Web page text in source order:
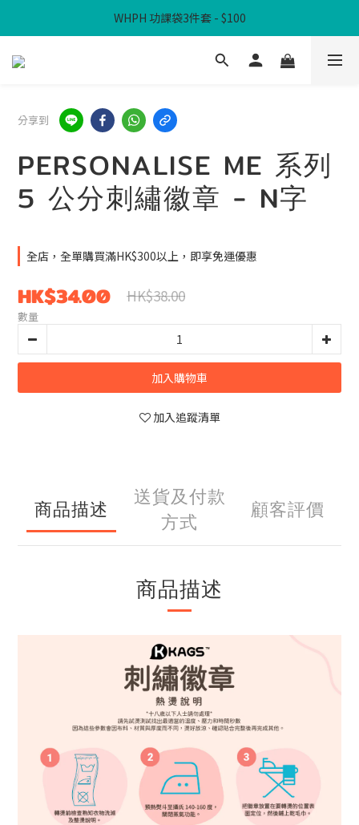
滿$300免本地運費
WHPH 功課袋3件套 - $100
滿$300免本地運費
分享到
PERSONALISE ME 系列
5 公分刺繡徽章 - N字
全店，全單購買滿HK$300以上，即享免運優惠
HK$34.00 HK$38.00
數量
加入購物車
加入追蹤清單
商品描述
送貨及付款
方式
顧客評價
商品描述